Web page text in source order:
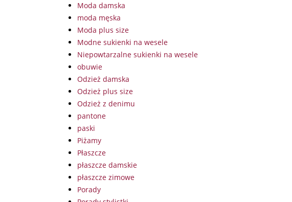
Moda damska
moda męska
Moda plus size
Modne sukienki na wesele
Niepowtarzalne sukienki na wesele
obuwie
Odzież damska
Odzież plus size
Odzież z denimu
pantone
paski
Piżamy
Płaszcze
płaszcze damskie
płaszcze zimowe
Porady